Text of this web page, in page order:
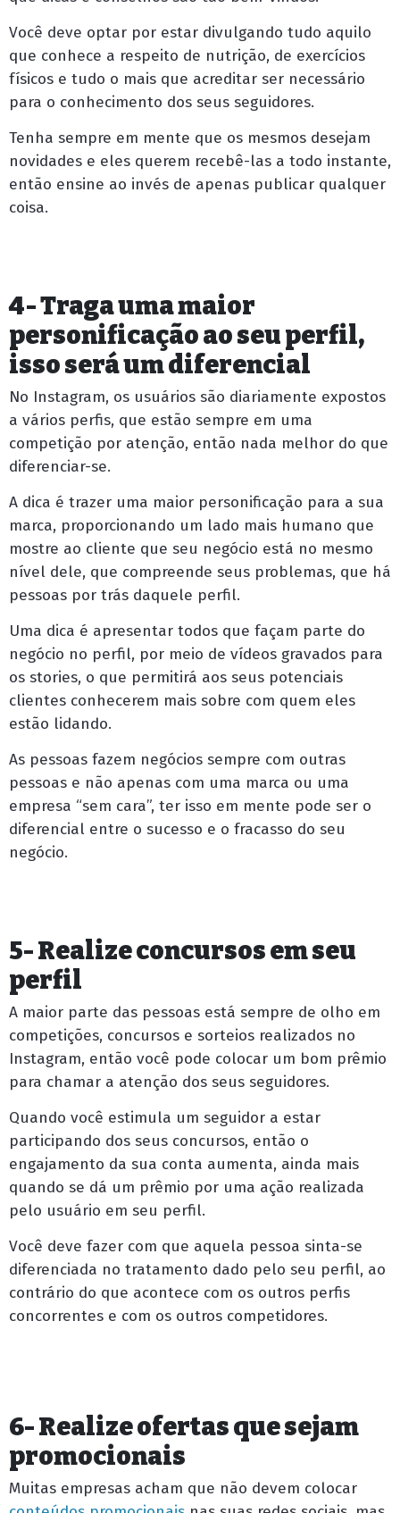
Você deve optar por estar divulgando tudo aquilo
que conhece a respeito de nutrição, de exercícios
físicos e tudo o mais que acreditar ser necessário
para o conhecimento dos seus seguidores.
Tenha sempre em mente que os mesmos desejam
novidades e eles querem recebê-las a todo instante,
então ensine ao invés de apenas publicar qualquer
coisa.
4- Traga uma maior
personificação ao seu perfil,
isso será um diferencial
No Instagram, os usuários são diariamente expostos
a vários perfis, que estão sempre em uma
competição por atenção, então nada melhor do que
diferenciar-se.
A dica é trazer uma maior personificação para a sua
marca, proporcionando um lado mais humano que
mostre ao cliente que seu negócio está no mesmo
nível dele, que compreende seus problemas, que há
pessoas por trás daquele perfil.
Uma dica é apresentar todos que façam parte do
negócio no perfil, por meio de vídeos gravados para
os stories, o que permitirá aos seus potenciais
clientes conhecerem mais sobre com quem eles
estão lidando.
As pessoas fazem negócios sempre com outras
pessoas e não apenas com uma marca ou uma
empresa “sem cara”, ter isso em mente pode ser o
diferencial entre o sucesso e o fracasso do seu
negócio.
5- Realize concursos em seu
perfil
A maior parte das pessoas está sempre de olho em
competições, concursos e sorteios realizados no
Instagram, então você pode colocar um bom prêmio
para chamar a atenção dos seus seguidores.
Quando você estimula um seguidor a estar
participando dos seus concursos, então o
engajamento da sua conta aumenta, ainda mais
quando se dá um prêmio por uma ação realizada
pelo usuário em seu perfil.
Você deve fazer com que aquela pessoa sinta-se
diferenciada no tratamento dado pelo seu perfil, ao
contrário do que acontece com os outros perfis
concorrentes e com os outros competidores.
6- Realize ofertas que sejam
promocionais
Muitas empresas acham que não devem colocar